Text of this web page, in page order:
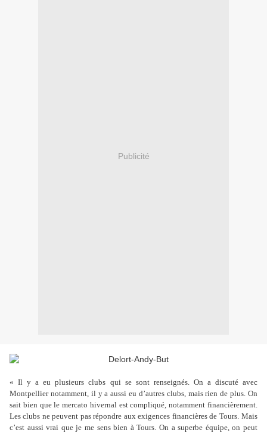
Publicité
« Il y a eu plusieurs clubs qui se sont renseignés. On a discuté avec
Montpellier notamment, il y a aussi eu d’autres clubs, mais rien de plus. On
sait bien que le mercato hivernal est compliqué, notamment financièrement.
Les clubs ne peuvent pas répondre aux exigences financières de Tours. Mais
c’est aussi vrai que je me sens bien à Tours. On a superbe équipe, on peut